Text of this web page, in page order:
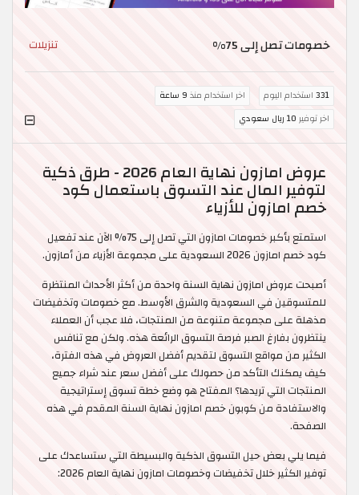
خصومات تصل إلى 75% تنزيلات
331 استخدام اليوم اخر استخدام منذ 9 ساعة
اخر توفير 10 ريال سعودي
عروض امازون نهاية العام 2026 - طرق ذكية
لتوفير المال عند التسوق باستعمال كود
خصم امازون للأزياء
استمتع بأكبر خصومات امازون التي تصل إلى 75% الآن عند تفعيل
كود خصم امازون 2026 السعودية على مجموعة الأزياء من أمازون.
أصبحت عروض امازون نهاية السنة واحدة من أكثر الأحداث المنتظرة
للمتسوقين في السعودية والشرق الأوسط. مع خصومات وتخفيضات
مذهلة على مجموعة متنوعة من المنتجات، فلا عجب أن العملاء
ينتظرون بفارغ الصبر فرصة التسوق الرائعة هذه. ولكن مع تنافس
الكثير من مواقع التسوق لتقديم أفضل العروض في هذه الفترة،
كيف يمكنك التأكد من حصولك على أفضل سعر عند شراء جميع
المنتجات التي تريدها؟ المفتاح هو وضع خطة تسوق إستراتيجية
والاستفادة من كوبون خصم امازون نهاية السنة المقدم في هذه
الصفحة.
فيما يلي بعض حيل التسوق الذكية والبسيطة التي ستساعدك على
توفير الكثير خلال تخفيضات وخصومات امازون نهاية العام 2026: